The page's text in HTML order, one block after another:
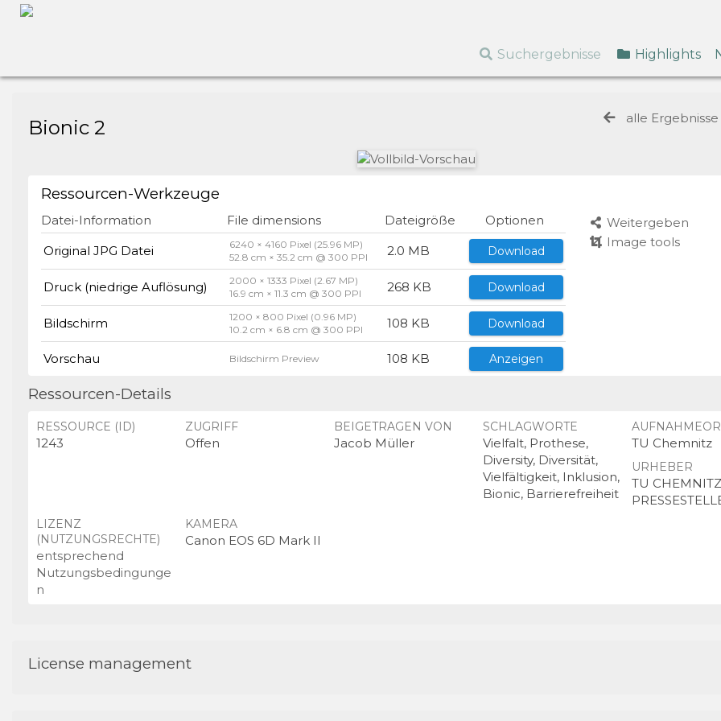
Suchergebnisse Highlights
alle
Bionic 2
Ressourcen-Werkzeuge
Datei-Information File dimensions Dateigröße
Optionen
Original JPG Datei
6240 × 4160 Pixel (25.96 MP)
52.8 cm × 35.2 cm @ 300 PPI
2.0 MB Download
Druck (niedrige Auflösung)
2000 × 1333 Pixel (2.67 MP)
16.9 cm × 11.3 cm @ 300 PPI
268 KB Download
Bildschirm
1200 × 800 Pixel (0.96 MP)
10.2 cm × 6.8 cm @ 300 PPI
108 KB Download
Vorschau Bildschirm Preview 108 KB Anzeigen
Weitergeben
Image tools
Ressourcen-Details
RESSOURCE (ID)
1243
ZUGRIFF
Offen
BEIGETRAGEN VON
Jacob Müller
SCHLAGWORTE
Vielfalt, Prothese,
Diversity, Diversität,
Vielfältigkeit, Inklusion,
Bionic, Barrierefreiheit
TU Chemnitz
URHEBER
TU CHEMNITZ
LIZENZ
(NUTZUNGSRECHTE)
entsprechend
Nutzungsbedingunge
n
KAMERA
Canon EOS 6D Mark II
License management